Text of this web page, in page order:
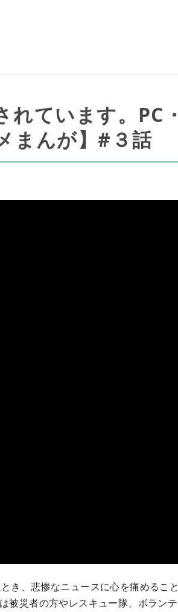
ています。PC・
まんが】#３話
き、悲惨なニュースに心を痛めること
被災者の方やレスキュー隊、ボランテ